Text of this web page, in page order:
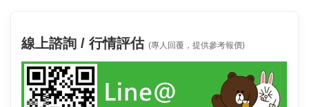
線上諮詢 / 行情評估 (專人回覆，提供參考報價)